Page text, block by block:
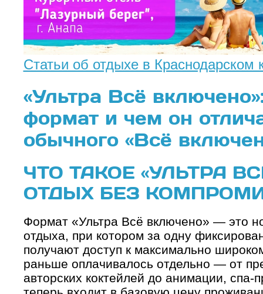
Статьи об отдыхе в Краснодарском
«Ультра Всё
формат и чем он
обычного «Всё
ЧТО ТАКОЕ «УЛЬТРА
ОТДЫХ БЕЗ
Формат «Ультра Всё включено» — это
отдыха, при котором за одну
получают доступ к максимально
раньше оплачивалось отдельно — от
авторских коктейлей до анимации, спа-